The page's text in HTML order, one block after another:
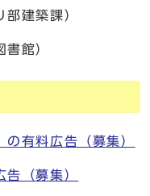
建築課）
館）
の有料広告（募集）
告（募集）